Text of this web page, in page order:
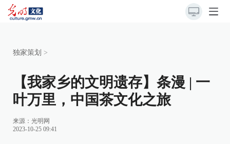
独家策划 >
【我家乡的文明遗存】条漫 | 一
叶万里，中国茶文化之旅
来源： 光明网
2023-10-25 09:41